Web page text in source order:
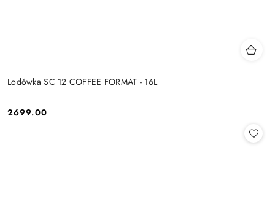
Lodówka SC 12 COFFEE FORMAT - 16L
Cena:
2699.00